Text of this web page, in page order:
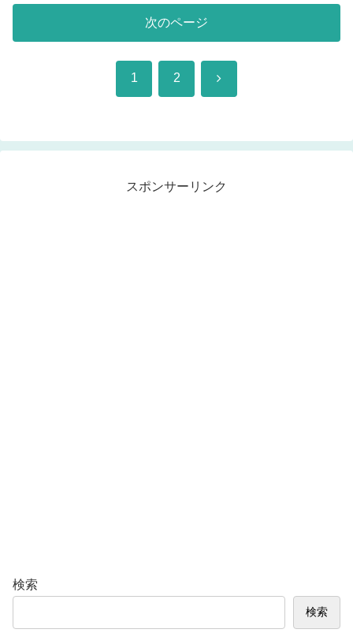
次のページ
1 2 次
スポンサーリンク
検索
検索